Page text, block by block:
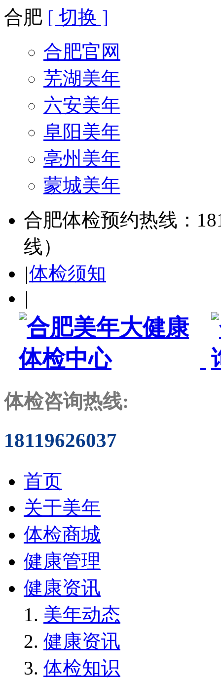
合肥 [ 切换 ]
合肥官网
芜湖美年
六安美年
阜阳美年
亳州美年
蒙城美年
合肥体检预约热线：
线）
|体检须知
|
体检咨询热线:
18119626037
首页
关于美年
体检商城
健康管理
健康资讯
美年动态
健康资讯
体检知识